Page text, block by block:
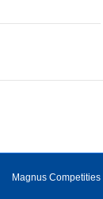
Magnus Competities